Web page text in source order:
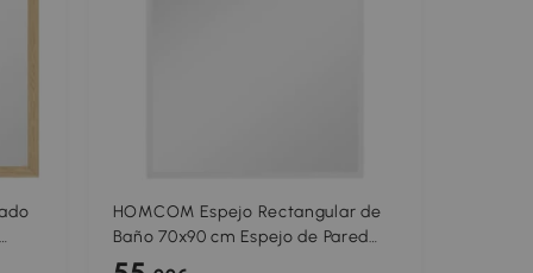
HOMCOM Espejo Rectangular de
Baño 70x90 cm Espejo de Pared
Decorativo para Salón Entrada